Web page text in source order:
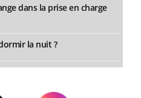
dans la prise en charge
la nuit ?